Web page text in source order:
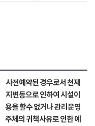
사전예약된 경우로서 천재
지변등으로 인하여 시설이
용을 할수 없거나 관리운영
주체의 귀책사유로 인한 예